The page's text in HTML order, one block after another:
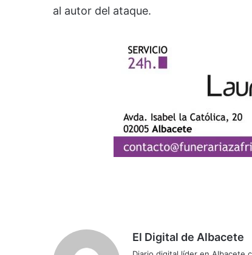
al autor del ataque.
El Digital de Albacete